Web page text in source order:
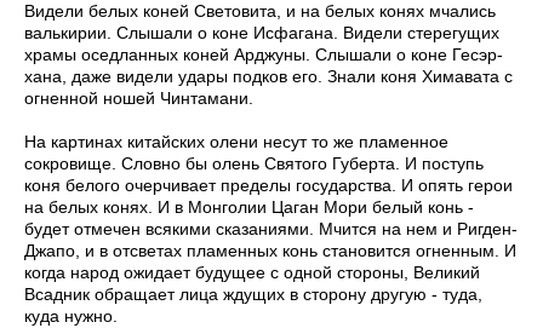
Видели белых коней Световита, и на белых конях мчались
валькирии. Слышали о коне Исфагана. Видели стерегущих
храмы оседланных коней Арджуны. Слышали о коне Гесэр-
хана, даже видели удары подков его. Знали коня Химавата с
огненной ношей Чинтамани.
На картинах китайских олени несут то же пламенное
сокровище. Словно бы олень Святого Губерта. И поступь
коня белого очерчивает пределы государства. И опять герои
на белых конях. И в Монголии Цаган Мори ­белый конь -
будет отмечен всякими сказаниями. Мчится на нем и Ригден-
Джапо, и в отсветах пламенных конь становится огненным. И
когда народ ожидает будущее с одной стороны, Великий
Всадник обращает лица ждущих в сторону другую - туда,
куда нужно.